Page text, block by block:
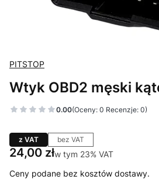
PITSTOP
Wtyk OBD2 męski
0.00(Oceny: 0 Recenzje: 0)
z VAT bez VAT
Cena
24,00 złw tym 23% VAT
w tym 23% VAT
Ceny podane bez kosztów dostawy.